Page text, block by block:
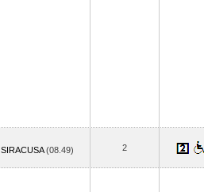
SIRACUSA(08.49) 2